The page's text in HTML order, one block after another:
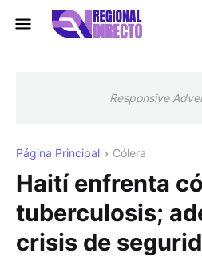
Responsive
Página Principal Cólera
Haití enfrenta
tuberculosis;
crisis de